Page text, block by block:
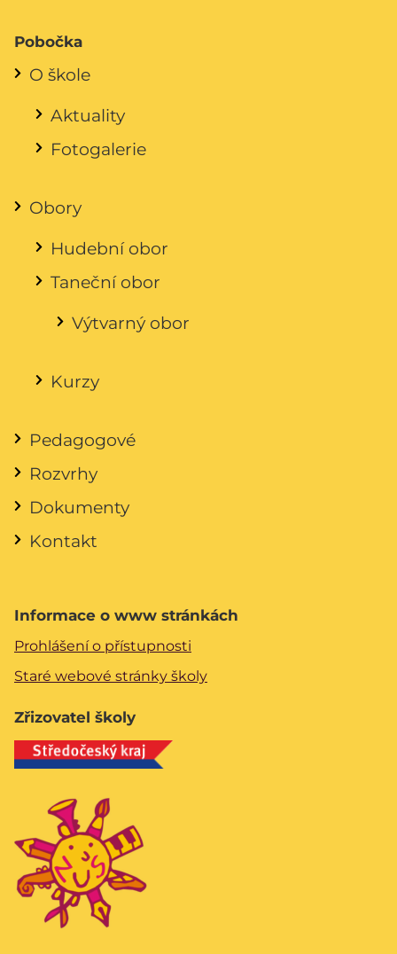
Pobočka
O škole
Aktuality
Fotogalerie
Obory
Hudební obor
Taneční obor
Výtvarný obor
Kurzy
Pedagogové
Rozvrhy
Dokumenty
Kontakt
Informace o www stránkách
Prohlášení o přístupnosti
Staré webové stránky školy
Zřizovatel školy